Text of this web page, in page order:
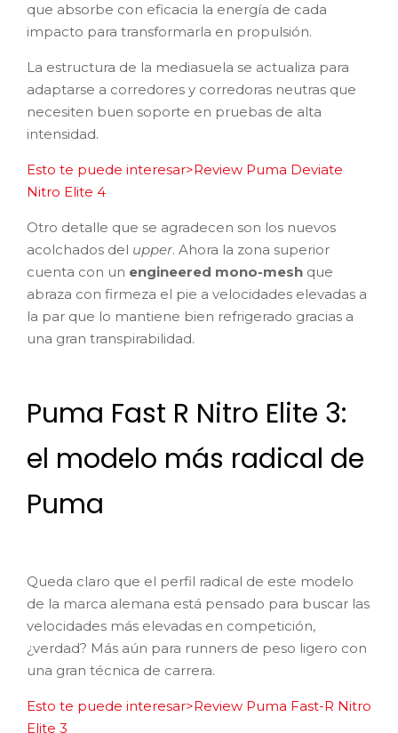
que absorbe con eficacia la energía de cada
impacto para transformarla en propulsión.
La estructura de la mediasuela se actualiza para
adaptarse a corredores y corredoras neutras que
necesiten buen soporte en pruebas de alta
intensidad.
Esto te puede interesar>Review Puma Deviate
Nitro Elite 4
Otro detalle que se agradecen son los nuevos
acolchados del upper. Ahora la zona superior
cuenta con un engineered mono-mesh que
abraza con firmeza el pie a velocidades elevadas a
la par que lo mantiene bien refrigerado gracias a
una gran transpirabilidad.
Puma Fast R Nitro Elite 3:
el modelo más radical de
Puma
Queda claro que el perfil radical de este modelo
de la marca alemana está pensado para buscar las
velocidades más elevadas en competición,
¿verdad? Más aún para runners de peso ligero con
una gran técnica de carrera.
Esto te puede interesar>Review Puma Fast-R Nitro
Elite 3